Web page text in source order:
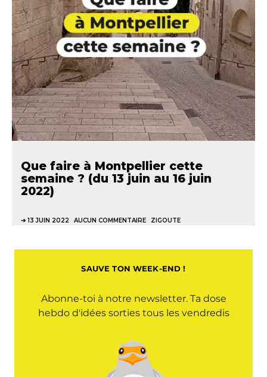
Que faire à Montpellier cette
semaine ? (du 13 juin au 16 juin
2022)
13 JUIN 2022 AUCUN COMMENTAIRE ZIGOUTE
SAUVE TON WEEK-END !
Abonne-toi à notre newsletter. Ta dose
hebdo d'idées sorties tous les vendredis